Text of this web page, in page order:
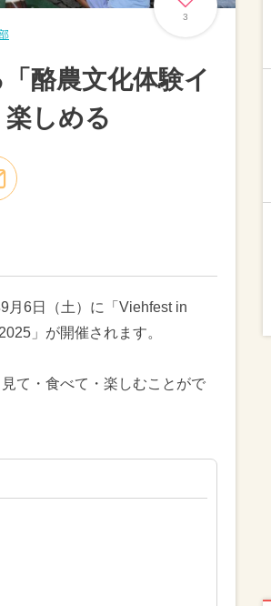
3
酪農文化体験イ
しめる
月6日（土）に「Viehfest in
」が開催されます。
て・食べて・楽しむことがで